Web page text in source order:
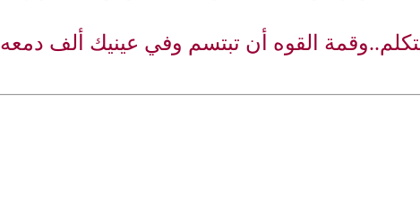
القوه أن تبتسم وفي عينيك ألف دمعه